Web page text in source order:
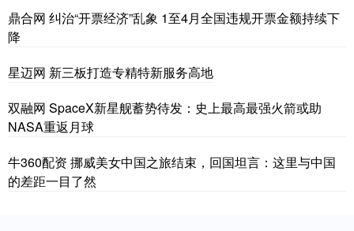
鼎合网 纠治“开票经济”乱象 1至4月全国违规开票金额持续下
降
星迈网 新三板打造专精特新服务高地
双融网 SpaceX新星舰蓄势待发：史上最高最强火箭或助
NASA重返月球
牛360配资 挪威美女中国之旅结束，回国坦言：这里与中国
的差距一目了然